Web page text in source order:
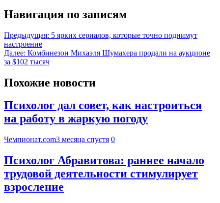
Навигация по записям
Предыдущая: 5 ярких сериалов, которые точно поднимут
настроение
Далее: Комбинезон Михаэля Шумахера продали на аукционе
за $102 тысяч
Похожие новости
Психолог дал совет, как настроиться
на работу в жаркую погоду
Чемпионат.com3 месяца спустя 0
Психолог Абравитова: раннее начало
трудовой деятельности стимулирует
взросление